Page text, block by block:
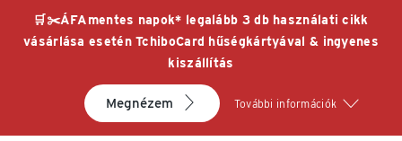
🛒✂️ÁFAmentes napok* legalább 3 db használati cikk
vásárlása esetén TchiboCard hűségkártyával & ingyenes
kiszállítás
Megnézem További információk